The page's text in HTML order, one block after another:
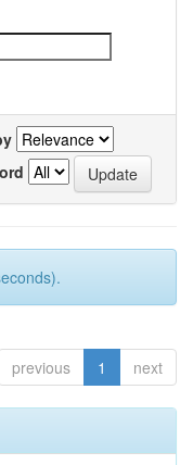
previous 1 next